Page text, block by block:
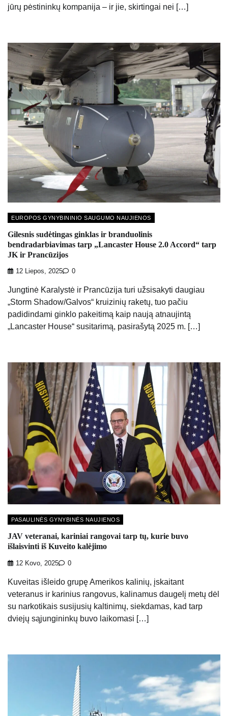
jūrų pėstininkų kompanija – ir jie, skirtingai nei […]
EUROPOS GYNYBININIO SAUGUMO NAUJIENOS
Gilesnis sudėtingas ginklas ir branduolinis
bendradarbiavimas tarp „Lancaster House 2.0 Accord“ tarp
JK ir Prancūzijos
12 Liepos, 2025 0
Jungtinė Karalystė ir Prancūzija turi užsisakyti daugiau
„Storm Shadow/Galvos“ kruizinių raketų, tuo pačiu
padidindami ginklo pakeitimą kaip naują atnaujintą
„Lancaster House“ susitarimą, pasirašytą 2025 m. […]
PASAULINĖS GYNYBINĖS NAUJIENOS
JAV veteranai, kariniai rangovai tarp tų, kurie buvo
išlaisvinti iš Kuveito kalėjimo
12 Kovo, 2025 0
Kuveitas išleido grupę Amerikos kalinių, įskaitant
veteranus ir karinius rangovus, kalinamus daugelį metų dėl
su narkotikais susijusių kaltinimų, siekdamas, kad tarp
dviejų sąjungininkų buvo laikomasi […]